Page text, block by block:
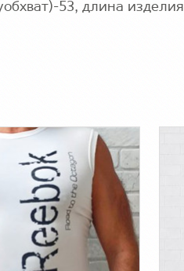
53, длина